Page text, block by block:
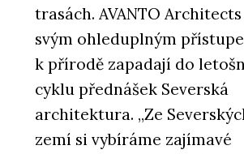
trasách. AVANTO Architects
svým ohleduplným
k přírodě zapadají do
cyklu přednášek Severská
architektura. „Ze
zemí si vybíráme zajímavé